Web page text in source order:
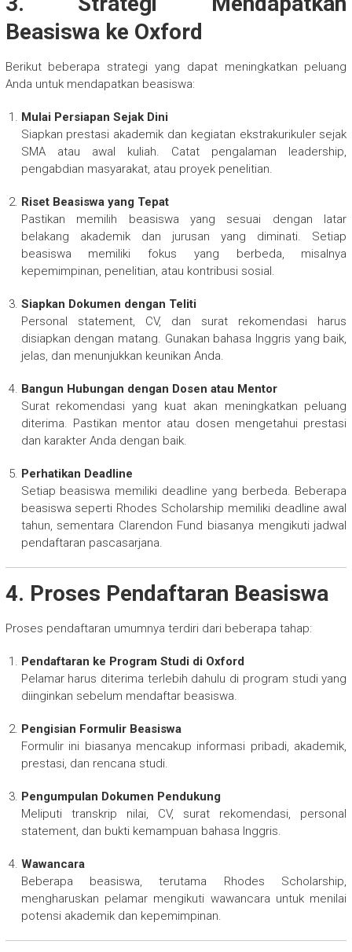
Beasiswa ke Oxford
Berikut beberapa strategi yang dapat meningkatkan peluang
Anda untuk mendapatkan beasiswa:
Mulai Persiapan Sejak Dini
Siapkan prestasi akademik dan kegiatan ekstrakurikuler sejak
SMA atau awal kuliah. Catat pengalaman leadership,
pengabdian masyarakat, atau proyek penelitian.
Riset Beasiswa yang Tepat
Pastikan memilih beasiswa yang sesuai dengan latar
belakang akademik dan jurusan yang diminati. Setiap
beasiswa memiliki fokus yang berbeda, misalnya
kepemimpinan, penelitian, atau kontribusi sosial.
Siapkan Dokumen dengan Teliti
Personal statement, CV, dan surat rekomendasi harus
disiapkan dengan matang. Gunakan bahasa Inggris yang baik,
jelas, dan menunjukkan keunikan Anda.
Bangun Hubungan dengan Dosen atau Mentor
Surat rekomendasi yang kuat akan meningkatkan peluang
diterima. Pastikan mentor atau dosen mengetahui prestasi
dan karakter Anda dengan baik.
Perhatikan Deadline
Setiap beasiswa memiliki deadline yang berbeda. Beberapa
beasiswa seperti Rhodes Scholarship memiliki deadline awal
tahun, sementara Clarendon Fund biasanya mengikuti jadwal
pendaftaran pascasarjana.
4. Proses Pendaftaran Beasiswa
Proses pendaftaran umumnya terdiri dari beberapa tahap:
Pendaftaran ke Program Studi di Oxford
Pelamar harus diterima terlebih dahulu di program studi yang
diinginkan sebelum mendaftar beasiswa.
Pengisian Formulir Beasiswa
Formulir ini biasanya mencakup informasi pribadi, akademik,
prestasi, dan rencana studi.
Pengumpulan Dokumen Pendukung
Meliputi transkrip nilai, CV, surat rekomendasi, personal
statement, dan bukti kemampuan bahasa Inggris.
Wawancara
Beberapa beasiswa, terutama Rhodes Scholarship,
mengharuskan pelamar mengikuti wawancara untuk menilai
potensi akademik dan kepemimpinan.